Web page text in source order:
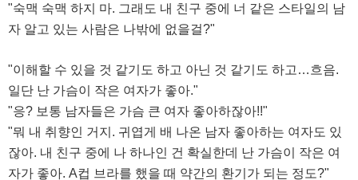
"숙맥 숙맥 하지 마. 그래도 내 친구 중에 너 같은 스타일의 남
자 알고 있는 사람은 나밖에 없을걸?"
"이해할 수 있을 것 같기도 하고 아닌 것 같기도 하고…흐음.
일단 난 가슴이 작은 여자가 좋아."
"응? 보통 남자들은 가슴 큰 여자 좋아하잖아!!"
"뭐 내 취향인 거지. 귀엽게 배 나온 남자 좋아하는 여자도 있
잖아. 내 친구 중에 나 하나인 건 확실한데 난 가슴이 작은 여
자가 좋아. A컵 브라를 했을 때 약간의 환기가 되는 정도?"